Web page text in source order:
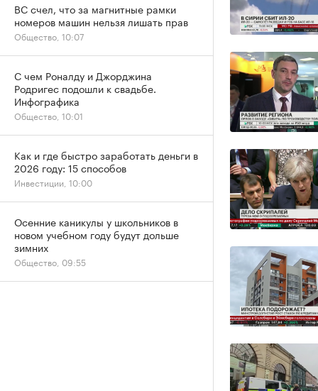
ВС счел, что за магнитные рамки
номеров машин нельзя лишать прав
Общество, 10:07
С чем Роналду и Джорджина
Родригес подошли к свадьбе.
Инфографика
Общество, 10:01
Как и где быстро заработать деньги в
2026 году: 15 способов
Инвестиции, 10:00
Осенние каникулы у школьников в
новом учебном году будут дольше
зимних
Общество, 09:55